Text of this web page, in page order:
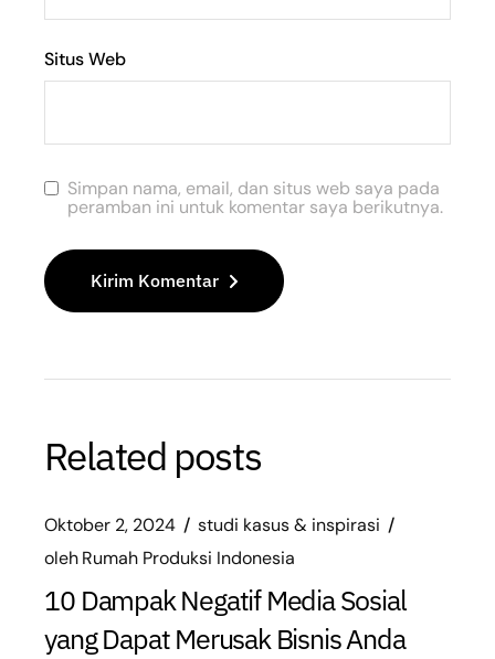
Situs Web
Simpan nama, email, dan situs web saya pada
peramban ini untuk komentar saya berikutnya.
Kirim Komentar
Related posts
Oktober 2, 2024
studi kasus & inspirasi
olehRumah Produksi Indonesia
10 Dampak Negatif Media Sosial
yang Dapat Merusak Bisnis Anda